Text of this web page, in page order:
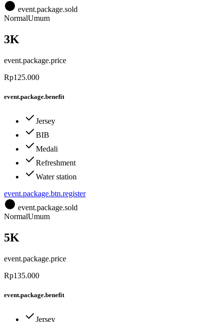
event.package.sold
NormalUmum
3K
event.package.price
Rp125.000
event.package.benefit
Jersey
BIB
Medali
Refreshment
Water station
event.package.btn.register
event.package.sold
NormalUmum
5K
event.package.price
Rp135.000
event.package.benefit
Jersey